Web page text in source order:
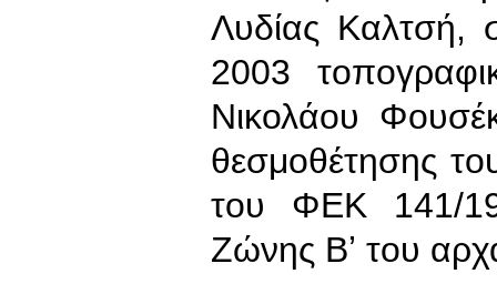
Λυδίας Καλτσή,
2003
Νικολάου
θεσμοθέτησης
του ΦΕΚ 141/
Ζώνης Βʼ του